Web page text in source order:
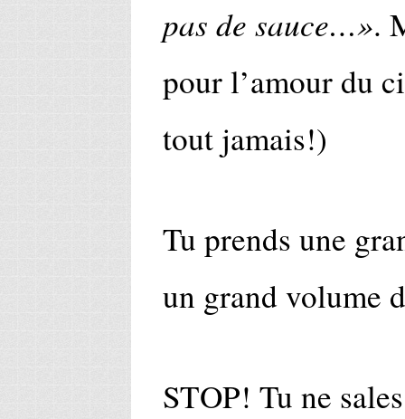
pas de sauce…».
pour l’amour du
tout jamais!)
Tu prends une
un grand volume
STOP! Tu ne